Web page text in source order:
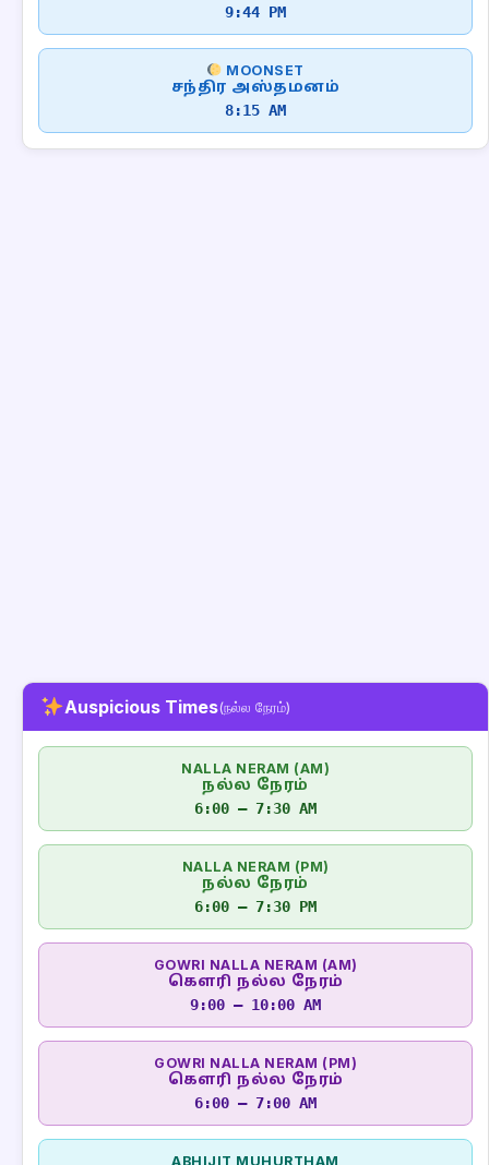
9:44 PM
MOONSET
சந்திர அஸ்தமனம்
8:15 AM
Auspicious Times(நல்ல நேரம்)
NALLA NERAM (AM)
நல்ல நேரம்
6:00 – 7:30 AM
NALLA NERAM (PM)
நல்ல நேரம்
6:00 – 7:30 PM
GOWRI NALLA NERAM (AM)
கௌரி நல்ல நேரம்
9:00 – 10:00 AM
GOWRI NALLA NERAM (PM)
கௌரி நல்ல நேரம்
6:00 – 7:00 AM
ABHIJIT MUHURTHAM